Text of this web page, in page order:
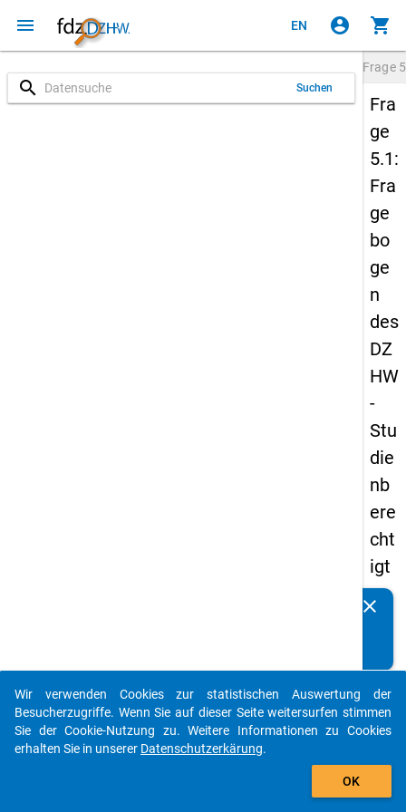
menu EN account_circle shopping_cart
search Suchen
Frage
Fra
ge
5.1:
Fra
ge
bo
ge
n
des
DZ
HW
-
Stu
die
nb
ere
cht
igt
en
s
20
18
clear
auto_stories
add_shopping_cart
Wir verwenden Cookies zur statistischen Auswertung der
Besucherzugriffe. Wenn Sie auf dieser Seite weitersurfen stimmen
Sie der Cookie-Nutzung zu. Weitere Informationen zu Cookies
erhalten Sie in unserer Datenschutzerkärung.
OK